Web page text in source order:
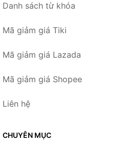
Danh sách từ khóa
Mã giảm giá Tiki
Mã giảm giá Lazada
Mã giảm giá Shopee
Liên hệ
CHUYÊN MỤC